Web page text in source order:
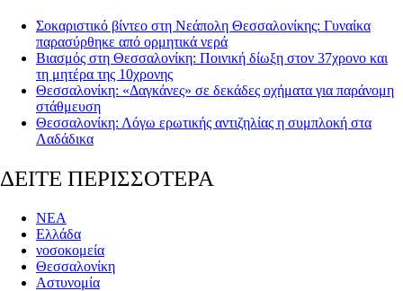
Σοκαριστικό βίντεο στη Νεάπολη Θεσσαλονίκης: Γυναίκα
παρασύρθηκε από ορμητικά νερά
Βιασμός στη Θεσσαλονίκη: Ποινική δίωξη στον 37χρονο και
τη μητέρα της 10χρονης
Θεσσαλονίκη: «Δαγκάνες» σε δεκάδες οχήματα για παράνομη
στάθμευση
Θεσσαλονίκη: Λόγω ερωτικής αντιζηλίας η συμπλοκή στα
Λαδάδικα
ΔΕΙΤΕ ΠΕΡΙΣΣΟΤΕΡΑ
ΝΕΑ
Ελλάδα
νοσοκομεία
Θεσσαλονίκη
Αστυνομία